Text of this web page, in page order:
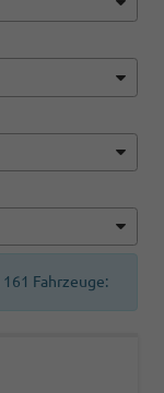
161 Fahrzeuge: